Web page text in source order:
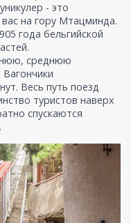
- это
на гору Мтацминда.
года бельгийской
среднюю
Весь путь поезд
туристов наверх
спускаются